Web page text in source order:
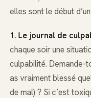
elles sont le début
1. Le journal de
chaque soir une
culpabilité. Demande-
as vraiment blessé
de mal) ? Si c’est